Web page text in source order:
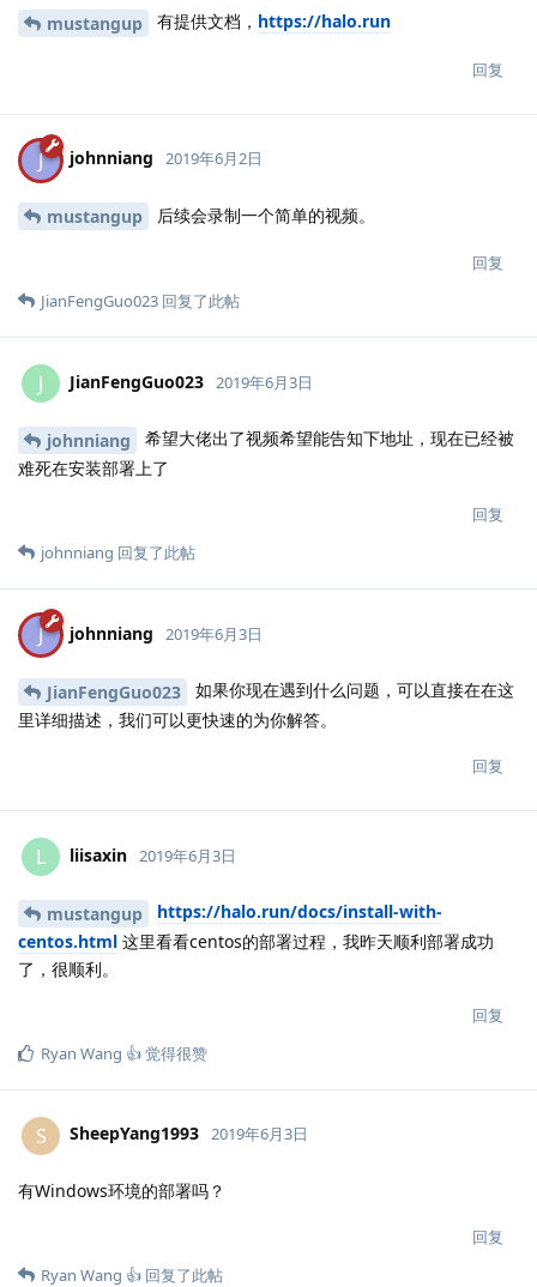
mustangup 有提供文档， https://halo.run
回复
J johnniang 2019年6月2日
mustangup 后续会录制一个简单的视频。
回复
JianFengGuo023 回复了此帖
J JianFengGuo023 2019年6月3日
johnniang
希望大佬出了视频希望能告知下地址，现在已经被
难死在安装部署上了
回复
johnniang 回复了此帖
J johnniang 2019年6月3日
JianFengGuo023
如果你现在遇到什么问题，可以直接在在这
里详细描述，我们可以更快速的为你解答。
回复
L liisaxin 2019年6月3日
mustangup
https://halo.run/docs/install-with-
centos.html 这里看看centos的部署过程，我昨天顺利部署成功
了，很顺利。
回复
Ryan Wang 👍觉得很赞
S SheepYang1993 2019年6月3日
有Windows环境的部署吗？
回复
Ryan Wang 👍 回复了此帖